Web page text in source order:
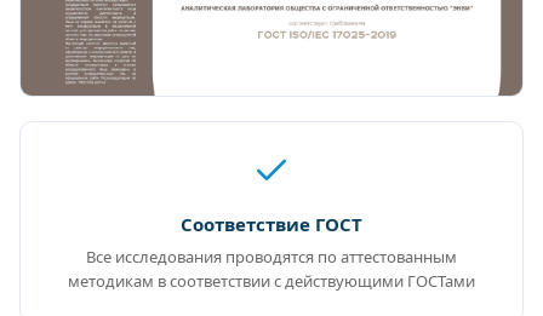
Соответствие ГОСТ
Все исследования проводятся по аттестованным
методикам в соответствии с действующими ГОСТами